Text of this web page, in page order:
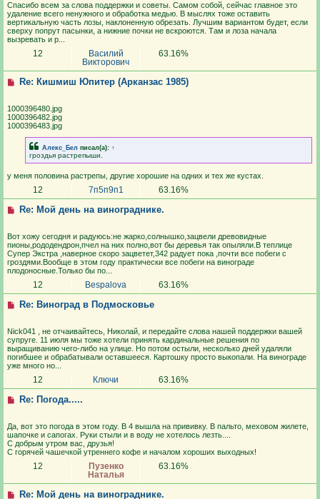
Спасибо всем за слова поддержки и советы. Самом собой, сейчас главное это
удаление всего ненужного и обработка медью. В мыслях тоже оставить
вертикальную часть лозы, наклоненную обрезать. Лучшим вариантом будет, если
сверху попрут пасынки, а нижние почки не вскроются. Там и лоза начала
вызревать и р...
12
Василий
Викторович
63.16%
Re: Кишмиш Юпитер (Арканзас 1985)
1000396480.jpg
1000396482.jpg
1000396483.jpg
Алекс_Бел писал(а): ↑
гроздья растрепыши.
у меня половина растрепы, другие хорошие на одних и тех же кустах.
12 7п5п9п1 63.16%
Re: Мой день на винограднике.
Вот хожу сегодня и радуюсь:не жарко,солнышко,зацвели древовидные
пионы,рододендрон,пчел на них полно,вот бы деревья так опыляли.В теплице
Супер Экстра ,наверное скоро зацветет,342 радует пока ,почти все побеги с
гроздями.Вообще в этом году практически все побеги на винограде
плодоносные.Только бы по...
12 Bespalova 63.16%
Re: Виноград в Подмосковье
Nick041 , не отчаивайтесь, Николай, и передайте слова нашей поддержки вашей
супруге. 11 июля мы тоже хотели принять кардинальные решения по
выращиванию чего-либо на улице. Но потом остыли, несколько дней удаляли
погибшее и обрабатывали оставшееся. Картошку просто выкопали. На винограде
уже много но...
12 Ключи 63.16%
Re: Погода.....
Да, вот это погода в этом году. В 4 вышла на прививку. В пальто, меховом жилете,
шапочке и сапогах. Руки стыли и в воду не хотелось лезть....
С добрым утром вас, друзья!
С горячей чашечкой утреннего кофе и началом хороших выходных!
12
Пузенко
Наталья
63.16%
Re: Мой день на винограднике.